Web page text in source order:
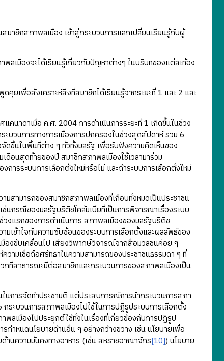
มาชิกสภาพลเมือง เข้าสู่กระบวนการแลกเปลี่ยนเรียนรู้กับผู้
เมืองจะได้เรียนรู้เกี่ยวกับปัญหาต่างๆ ในบริบทของแต่ละท้อง
ยเพื่อสังเคราะห์สิ่งที่สมาชิกได้เรียนรู้จากระยะที่ 1 และ 2 และ
าดาเมื่อ ค.ศ. 2004 การดำเนินการระยะที่ 1 เกิดขึ้นในช่วง
ะบวนการทางการเมืองการปกครองในช่วงสุดสัปดาห์ รวม 6
ดขึ้นในพื้นที่ต่าง ๆ ทั่วทั้งมลรัฐ เพื่อรับฟังความคิดเห็นของ
ดือนสุดท้ายของปี สมาชิกสภาพลเมืองใช้เวลามาร่วม
รระบบการเลือกตั้งใหม่หรือไม่ และถ้าระบบการเลือกตั้งใหม่
ามารถของสมาชิกสภาพลเมืองที่เกือบทั้งหมดเป็นประชาชน
นกรณีของมลรัฐบริติชโคลัมเบียที่เป็นการพิจารณาเรื่องระบบ
วงแรกของการดำเนินการ สภาพลเมืองของมลรัฐบริติช
มเข้าใจกับความซับซ้อนของระบบการเลือกตั้งและผลลัพธ์ของ
องขับเคลื่อนไป เสียงวิพากษ์วิจารณ์จากสื่อมวลชนค่อย ๆ
วามเชื่อถือศรัทธาในความสามารถของประชาชนธรรมดา ๆ ที่
กที่สาธารณะมีต่อสมาชิกและกระบวนการของสภาพลเมืองเป็น
การจัดทำประชามติ แต่ประสบการณ์การนำกระบวนการสภา
ระบวนการสภาพลเมืองไปใช้ในการปฏิรูประบบการเลือกตั้ง
ลเมืองไปประยุกต์ใช้ทั้งในเรื่องที่เกี่ยวข้องกับการปฏิรูป
รกำหนดนโยบายด้านอื่น ๆ อย่างกว้างขวาง เช่น นโยบายเพื่อ
านความมั่นคงทางอาหาร (เช่น สหราชอาณาจักร[10]) นโยบาย